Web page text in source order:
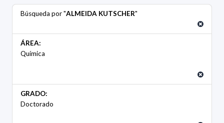
Búsqueda por "ALMEIDA KUTSCHER"
ÁREA:
Química
GRADO:
Doctorado